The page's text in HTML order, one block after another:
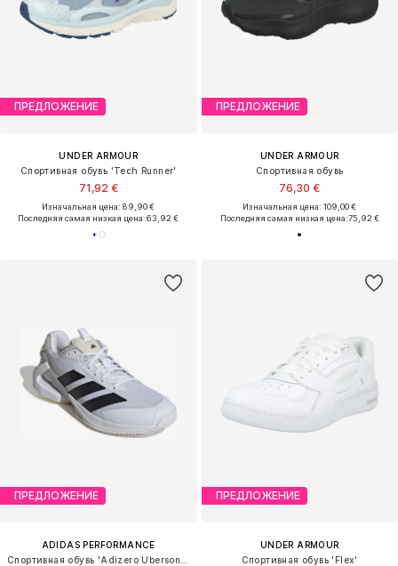
ПРЕДЛОЖЕНИЕ
UNDER ARMOUR
Спортивная обувь 'Tech Runner'
71,92 €
Изначальная цена: 89,90 €
Последняя самая низкая цена:63,92 €
ПРЕДЛОЖЕНИЕ
UNDER ARMOUR
Спортивная обувь
76,30 €
Изначальная цена: 109,00 €
Последняя самая низкая цена:75,92 €
ПРЕДЛОЖЕНИЕ
ADIDAS PERFORMANCE
ПРЕДЛОЖЕНИЕ
UNDER ARMOUR
Спортивная обувь 'Flex'